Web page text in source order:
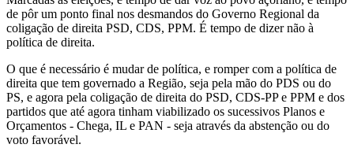
de pôr um ponto final nos desmandos do Governo Regional da
coligação de direita PSD, CDS, PPM. É tempo de dizer não à
política de direita.
O que é necessário é mudar de política, e romper com a política de
direita que tem governado a Região, seja pela mão do PDS ou do
PS, e agora pela coligação de direita do PSD, CDS-PP e PPM e dos
partidos que até agora tinham viabilizado os sucessivos Planos e
Orçamentos - Chega, IL e PAN - seja através da abstenção ou do
voto favorável.